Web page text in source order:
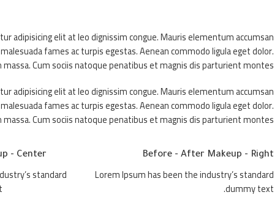
adipisicing elit at leo dignissim congue. Mauris elementum accumsan
fames ac turpis egestas. Aenean commodo ligula eget dolor.
massa. Cum sociis natoque penatibus et magnis dis parturient montes.
adipisicing elit at leo dignissim congue. Mauris elementum accumsan
fames ac turpis egestas. Aenean commodo ligula eget dolor.
massa. Cum sociis natoque penatibus et magnis dis parturient montes.
- Center
standard
Before - After Makeup - Right
Lorem Ipsum has been the industry’s standard
dummy text.